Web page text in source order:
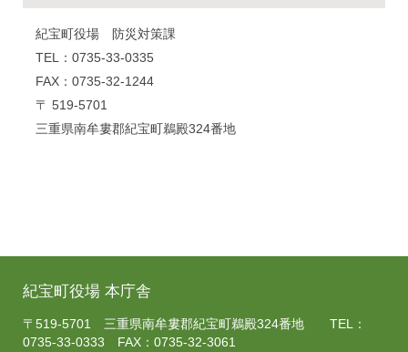
紀宝町役場 防災対策課
TEL：0735-33-0335
FAX：0735-32-1244
〒 519-5701
三重県南牟婁郡紀宝町鵜殿324番地
紀宝町役場 本庁舎
〒519-5701 三重県南牟婁郡紀宝町鵜殿324番地 TEL：
0735-33-0333 FAX：0735-32-3061